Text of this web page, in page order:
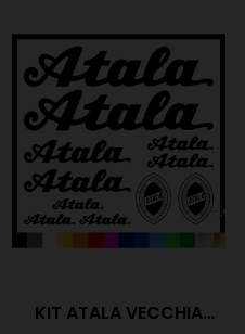
KIT ATALA VECCHIA